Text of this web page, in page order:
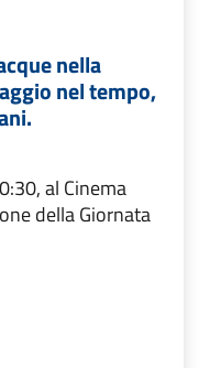
nella
nel tempo,
al Cinema
della Giornata